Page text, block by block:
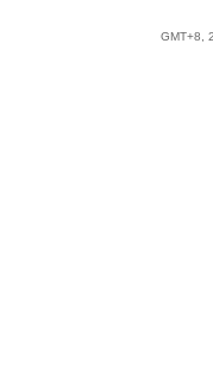
GMT+8,